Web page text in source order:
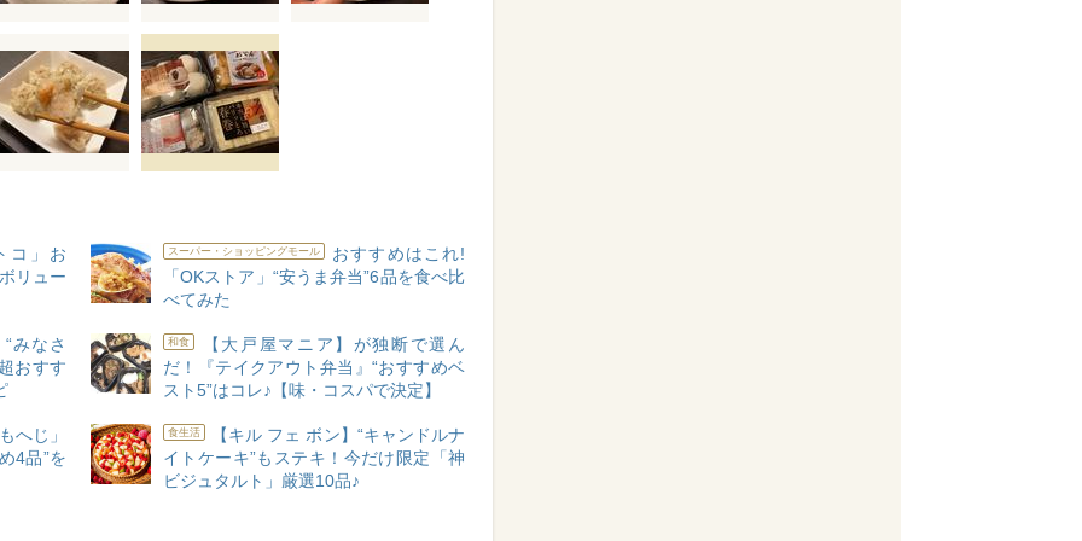
コ」お
リュー
スーパー・ショッピングモール
おすすめはこれ!
「OKストア」“安うま弁当”6品を食べ比
べてみた
みなさ
おすす
和食
【大戸屋マニア】が独断で選ん
だ！『テイクアウト弁当』“おすすめベ
スト5”はコレ♪【味・コスパで決定】
へじ」
4品”を
食生活
【キル フェ ボン】“キャンドルナ
イトケーキ”もステキ！今だけ限定「神
ビジュタルト」厳選10品♪